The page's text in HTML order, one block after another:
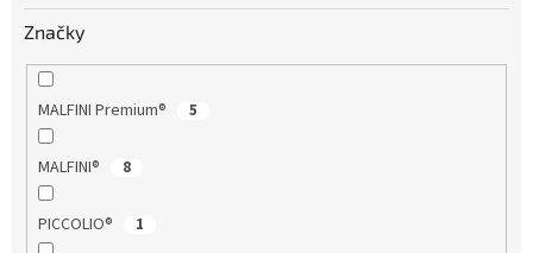
Značky
MALFINI Premium® 5
MALFINI® 8
PICCOLIO® 1